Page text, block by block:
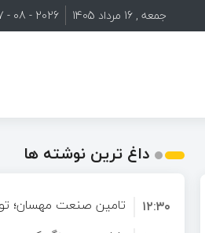
جمعه , 16 مرداد 1405 2026 - 08 - 07
داغ ترین نوشته ها
تامین صنعت مهسان؛
۱۲:۳۰